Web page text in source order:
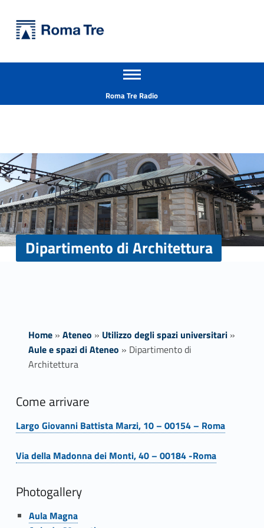
Dipartimento di Architettura - Università Roma Tre
Apri il menu secondario
Roma Tre Radio
Dipartimento di Architettura
Home» Ateneo » Utilizzo degli spazi universitari»
Aule e spazi di Ateneo » Dipartimento di
Architettura
D
i
p
r
Come arrivare
Link identifier #identifier__91473-1
Largo Giovanni Battista Marzi, 10 – 00154 – Roma
Via della Madonna dei Monti, 40 – 00184 -Roma
Photogallery
Link identifier #identifier__6704-3
Aula Magna
Link identifier #identifier__152958-4